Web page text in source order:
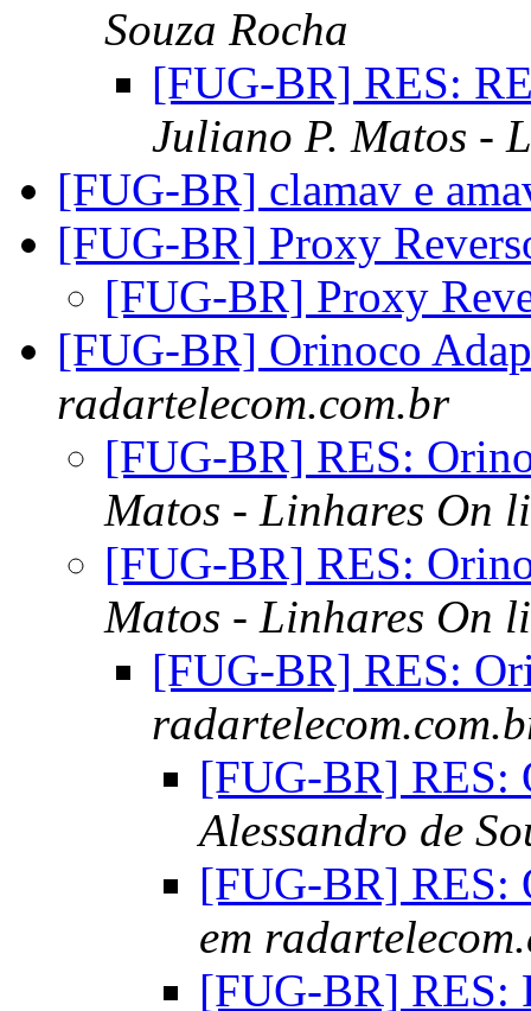
Souza Rocha
[FUG-BR] RES:
Juliano P. Matos -
[FUG-BR] clamav e
[FUG-BR] Proxy
[FUG-BR] Proxy
[FUG-BR] Orinoco
radartelecom.com.br
[FUG-BR] RES:
Matos - Linhares On
[FUG-BR] RES:
Matos - Linhares On
[FUG-BR] RES:
[FUG-BR] RES:
Alessandro de
[FUG-BR] RES:
em
[FUG-BR] RES: